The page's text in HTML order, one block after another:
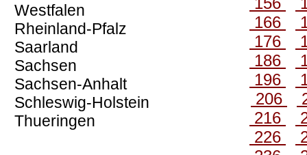
Westfalen
Rheinland-Pfalz
Saarland
Sachsen
Sachsen-Anhalt
Schleswig-Holstein
Thueringen
166
176
186
196
206
216
226